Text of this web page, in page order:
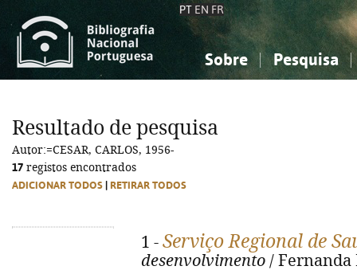
PT EN FR
Sobre Pesquisa
Ciências sociais...
Ciências sociais...
Resultado de pesquisa
Autor:=CESAR, CARLOS, 1956-
17 registos encontrados
ADICIONAR TODOS RETIRAR TODOS
1 - Serviço Regional de
desenvolvimento / Fernanda